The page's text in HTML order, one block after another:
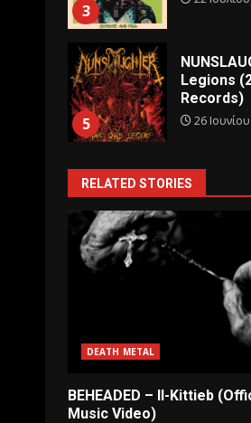
3
5
Legions
Records)
26
RELATED STORIES
DEATH METAL
BEHEADED – Il-Kittieb
Music Video)